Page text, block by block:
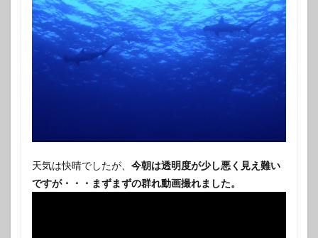
天気は快晴でしたが、 今朝は透明度が少し悪く見え難い
ですが・・・まずまずの群れ動画撮れました。